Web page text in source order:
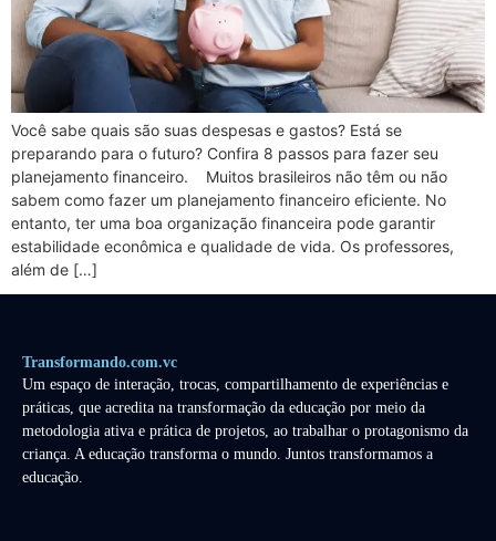
Você sabe quais são suas despesas e gastos? Está se
preparando para o futuro? Confira 8 passos para fazer seu
planejamento financeiro. Muitos brasileiros não têm ou não
sabem como fazer um planejamento financeiro eficiente. No
entanto, ter uma boa organização financeira pode garantir
estabilidade econômica e qualidade de vida. Os professores,
além de […]
Transformando.com.vc
Um espaço de interação, trocas, compartilhamento de experiências e
práticas, que acredita na transformação da educação por meio da
metodologia ativa e prática de projetos, ao trabalhar o protagonismo da
criança. A educação transforma o mundo. Juntos transformamos a
educação.